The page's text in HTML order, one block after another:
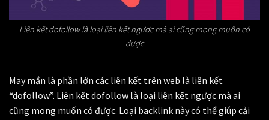
Liên kết dofollow là loại liên kết ngược mà ai cũng mong muốn có
được
May mắn là phần lớn các liên kết trên web là liên kết
“dofollow”. Liên kết dofollow là loại liên kết ngược mà ai
cũng mong muốn có được. Loại backlink này có thể giúp cải